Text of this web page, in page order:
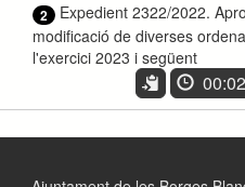
2
Expedient 2322/2022.
modificació de diverses
l'exercici 2023 i següent